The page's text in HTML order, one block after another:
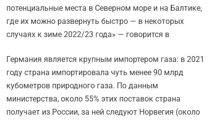
потенциальные места в Северном море и на Балтике,
где их можно развернуть быстро — в некоторых
случаях к зиме 2022/23 года» — говорится в
Германия является крупным импортером газа: в 2021
году страна импортировала чуть менее 90 млрд
кубометров природного газа. По данным
министерства, около 55% этих поставок страна
получает из России, за ней следуют Норвегия (около